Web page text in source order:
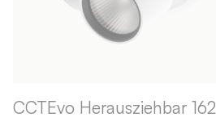
CCTEvo Herausziehbar 162